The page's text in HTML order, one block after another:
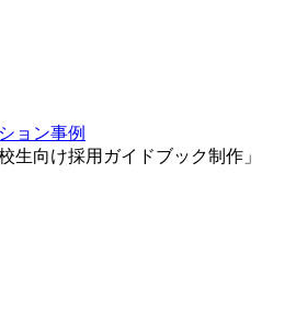
ョン事例
生向け採用ガイドブック制作」